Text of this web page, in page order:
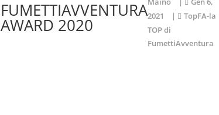
FUMETTIAVVENTURA
AWARD 2020
2021
|
TopFA-la
TOP di
FumettiAvventura